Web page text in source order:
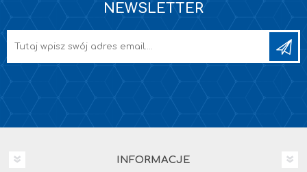
NEWSLETTER
INFORMACJE